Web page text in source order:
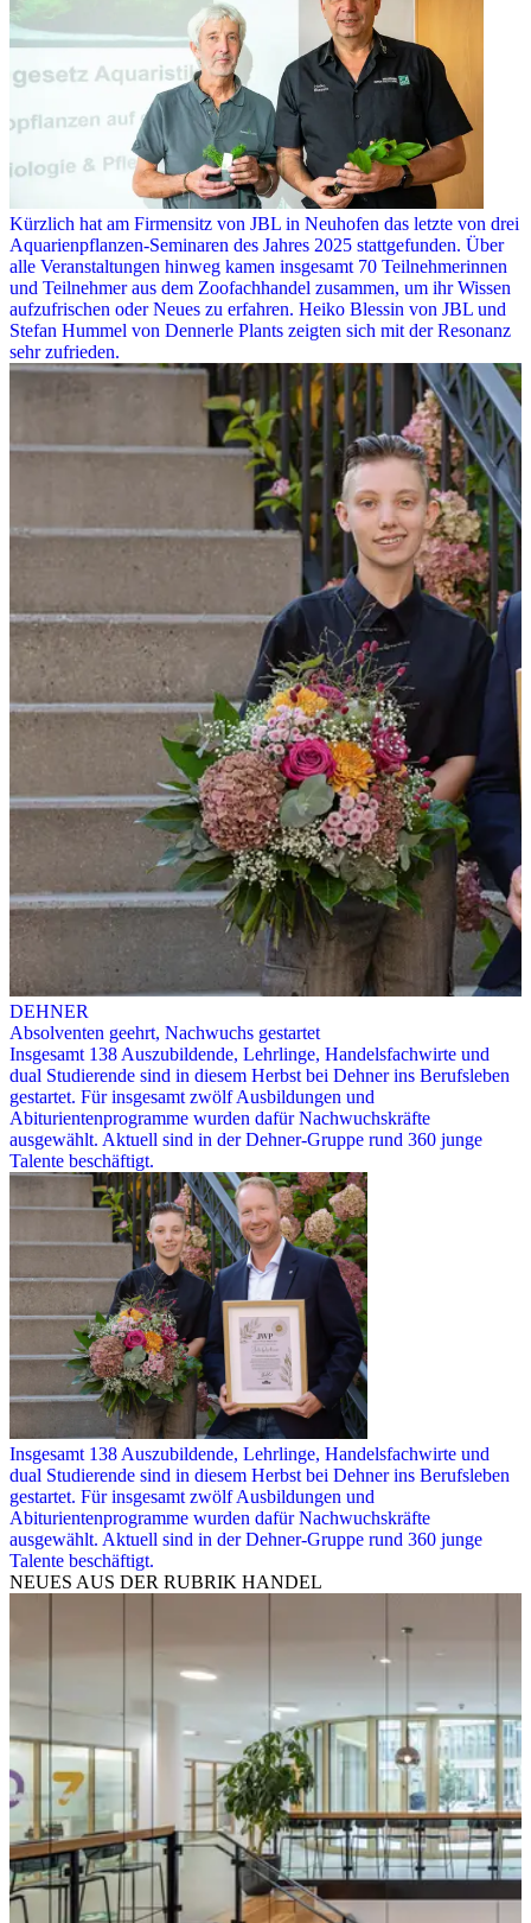
Kürzlich hat am Firmensitz von JBL in Neuhofen das letzte von drei
Aquarienpflanzen-Seminaren des Jahres 2025 stattgefunden. Über
alle Veranstaltungen hinweg kamen insgesamt 70 Teilnehmerinnen
und Teilnehmer aus dem Zoofachhandel zusammen, um ihr Wissen
aufzufrischen oder Neues zu erfahren. Heiko Blessin von JBL und
Stefan Hummel von Dennerle Plants zeigten sich mit der Resonanz
sehr zufrieden.
DEHNER
Absolventen geehrt, Nachwuchs gestartet
Insgesamt 138 Auszubildende, Lehrlinge, Handelsfachwirte und
dual Studierende sind in diesem Herbst bei Dehner ins Berufsleben
gestartet. Für insgesamt zwölf Ausbildungen und
Abiturientenprogramme wurden dafür Nachwuchskräfte
ausgewählt. Aktuell sind in der Dehner-Gruppe rund 360 junge
Talente beschäftigt.
Insgesamt 138 Auszubildende, Lehrlinge, Handelsfachwirte und
dual Studierende sind in diesem Herbst bei Dehner ins Berufsleben
gestartet. Für insgesamt zwölf Ausbildungen und
Abiturientenprogramme wurden dafür Nachwuchskräfte
ausgewählt. Aktuell sind in der Dehner-Gruppe rund 360 junge
Talente beschäftigt.
NEUES AUS DER RUBRIK HANDEL